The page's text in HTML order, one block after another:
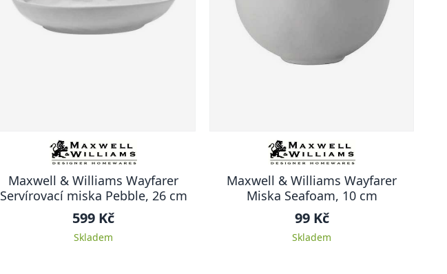
Maxwell & Williams Wayfarer
Servírovací miska Pebble, 26 cm
599 Kč
Skladem
Maxwell & Williams Wayfarer
Miska Seafoam, 10 cm
99 Kč
Skladem